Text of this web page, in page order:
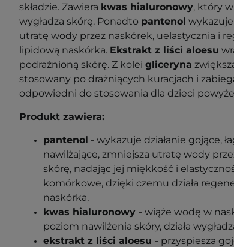
składzie. Zawiera kwas hialuronowy, który
wygładza skórę. Ponadto pantenol wykazuje
utratę wody przez naskórek, uelastycznia i
lipidową naskórka. Ekstrakt z liści aloesu
podrażnioną skórę. Z kolei gliceryna
stosowany po drażniących kuracjach i
odpowiedni do stosowania dla dzieci
Produkt zawiera:
pantenol - wykazuje działanie gojące,
nawilżające, zmniejsza utratę wody
skórę, nadając jej miękkość i
komórkowe, dzięki czemu działa
naskórka,
kwas hialuronowy - wiąże wodę w
poziom nawilżenia skóry, działa
ekstrakt z liści aloesu - przyspiesza